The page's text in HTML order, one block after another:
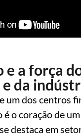
e a força
da
um dos centros
é o coração de
destaca em